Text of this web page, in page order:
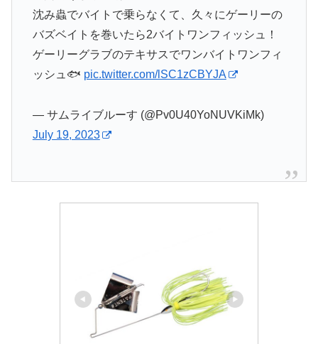
沈み蟲でバイトで乗らなくて、久々にゲーリーの
バズベイトを巻いたら2バイトワンフィッシュ！
ゲーリーグラブのテキサスでワンバイトワンフィ
ッシュ🐟 pic.twitter.com/lSC1zCBYJA
— サムライブルーす (@Pv0U40YoNUVKiMk)
July 19, 2023